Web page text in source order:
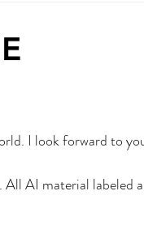
I look forward to
AI material labeled